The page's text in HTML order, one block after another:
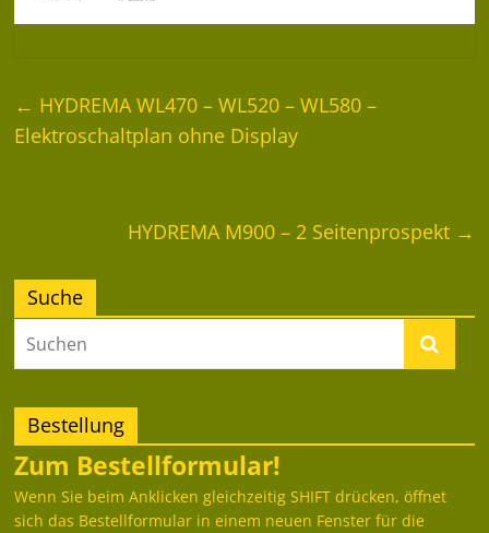
← HYDREMA WL470 – WL520 – WL580 –
Elektroschaltplan ohne Display
HYDREMA M900 – 2 Seitenprospekt →
Suche
Bestellung
Zum Bestellformular!
Wenn Sie beim Anklicken gleichzeitig SHIFT drücken, öffnet
sich das Bestellformular in einem neuen Fenster für die